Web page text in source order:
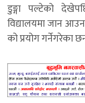
डुङ्गा पल्टेको
विद्यालयमा जान आउन
को प्रयोग गर्नेगरेका